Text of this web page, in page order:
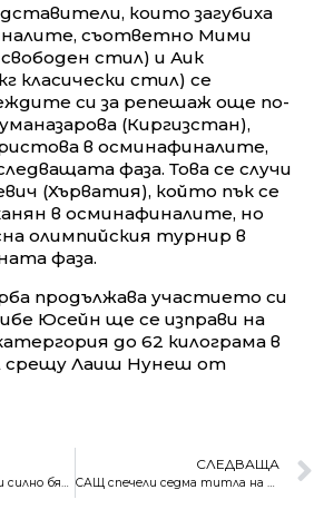
които загубиха
съответно Мими
стил) и Аик
класически стил) се
си за репешаж още по-
(Киргизстан),
в осминафиналите,
фаза. Това се случи
(Хърватия), който пък се
в осминафиналите, но
олимпийския турнир в
фаза.
продължава участието си
Юсейн ще се изправи на
до 62 килограма в
срещу Лаиш Нунеш от
Ивет Лалова направи силно бягане на петата си Олимпиада, но отпадна
СЛЕДВАЩА
САЩ спечели седма титла на континента след драматичен успех над Мексико